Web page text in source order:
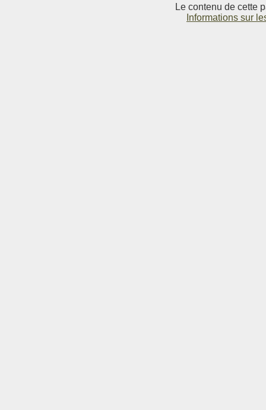
Le contenu de cette
Informations sur